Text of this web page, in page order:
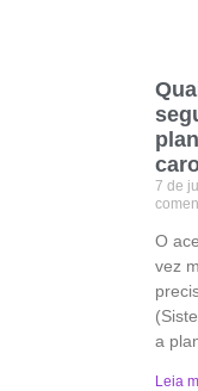
7 de
O
vez
a
Leia